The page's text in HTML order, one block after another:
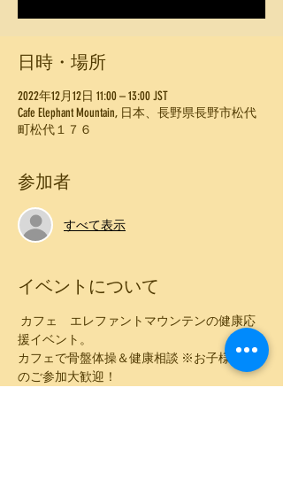
日時・場所
2022年12月12日 11:00 – 13:00 JST
Cafe Elephant Mountain, 日本、長野県長野市松代
町松代１７６
参加者
すべて表示
イベントについて
カフェ　エレファントマウンテンの健康応
援イベント。
カフェで骨盤体操＆健康相談 ※お子様連れ
のご参加大歓迎！